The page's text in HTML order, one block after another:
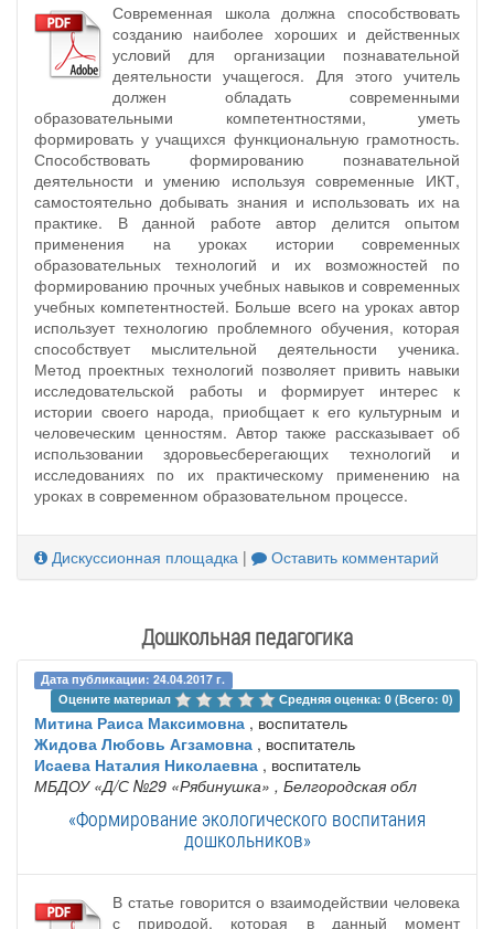
Современная школа должна способствовать
созданию наиболее хороших и действенных
условий для организации познавательной
деятельности учащегося. Для этого учитель
должен обладать современными
образовательными компетентностями, уметь
формировать у учащихся функциональную грамотность.
Способствовать формированию познавательной
деятельности и умению используя современные ИКТ,
самостоятельно добывать знания и использовать их на
практике. В данной работе автор делится опытом
применения на уроках истории современных
образовательных технологий и их возможностей по
формированию прочных учебных навыков и современных
учебных компетентностей. Больше всего на уроках автор
использует технологию проблемного обучения, которая
способствует мыслительной деятельности ученика.
Метод проектных технологий позволяет привить навыки
исследовательской работы и формирует интерес к
истории своего народа, приобщает к его культурным и
человеческим ценностям. Автор также рассказывает об
использовании здоровьесберегающих технологий и
исследованиях по их практическому применению на
уроках в современном образовательном процессе.
Дискуссионная площадка | Оставить комментарий
Дошкольная педагогика
Дата публикации: 24.04.2017 г.
Оцените материал
Средняя оценка: 0 (Всего: 0)
Митина Раиса Максимовна , воспитатель
Жидова Любовь Агзамовна , воспитатель
Исаева Наталия Николаевна , воспитатель
МБДОУ «Д/С №29 «Рябинушка» , Белгородская обл
«Формирование экологического воспитания
дошкольников»
В статье говорится о взаимодействии человека
с природой, которая в данный момент